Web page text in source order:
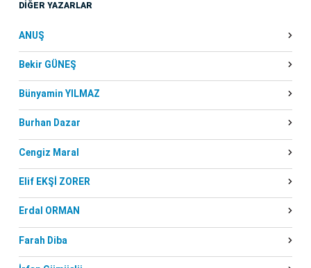
DİĞER YAZARLAR
ANUŞ
Bekir GÜNEŞ
Bünyamin YILMAZ
Burhan Dazar
Cengiz Maral
Elif EKŞİ ZORER
Erdal ORMAN
Farah Diba